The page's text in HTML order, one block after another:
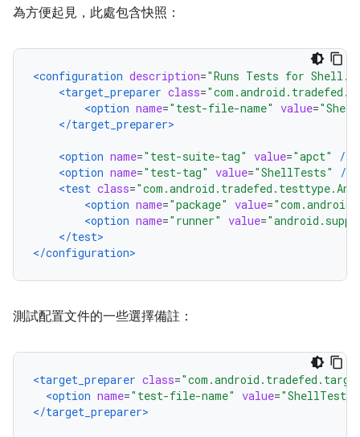
為方便起見，此處包含快照：
<configuration description="Runs Tests for Shell."
<target_preparer class=
<option name="test-file-name" value=
</target_preparer>
<option name="test-suite-tag" value="apct"
/>
<option name="test-tag" value="ShellTests"
/>
<test class=
<option name="package" value=
<option name="runner" value=
</test>
</configuration>
測試配置文件的一些選擇備註：
<target_preparer class=
<option name="test-file-name" value=
</target_preparer>